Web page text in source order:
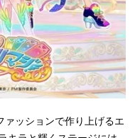
ァッションで作り上げるエ